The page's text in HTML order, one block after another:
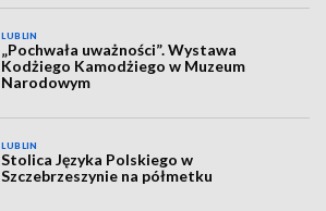
LUBLIN
„Pochwała uważności”. Wystawa
Kodżiego Kamodżiego w Muzeum
Narodowym
LUBLIN
Stolica Języka Polskiego w
Szczebrzeszynie na półmetku